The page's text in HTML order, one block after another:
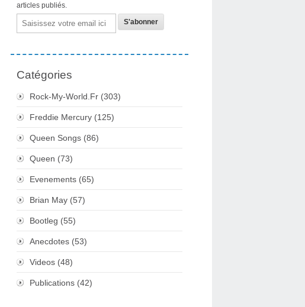
articles publiés.
Email
Catégories
Rock-My-World.fr (303)
Freddie Mercury (125)
Queen Songs (86)
Queen (73)
Evenements (65)
Brian May (57)
Bootleg (55)
Anecdotes (53)
Videos (48)
Publications (42)